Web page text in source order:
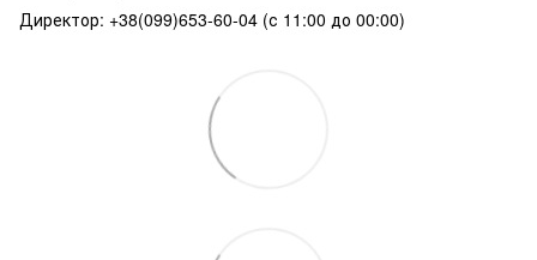
Директор: +38(099)653-60-04 (с 11:00 до 00:00)